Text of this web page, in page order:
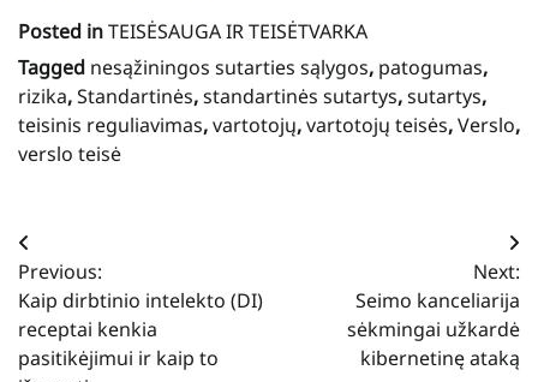
Posted inTEISĖSAUGA IR TEISĖTVARKA
Tagged nesąžiningos sutarties sąlygos, patogumas,
rizika,Standartinės,standartinės sutartys,sutartys,
teisinis reguliavimas,vartotojų,vartotojų teisės,Verslo,
verslo teisė
Navigacija
tarp
įrašų
Previous:
Kaip dirbtinio intelekto (DI)
receptai kenkia
pasitikėjimui ir kaip to
Next:
Seimo kanceliarija
sėkmingai užkardė
kibernetinę ataką